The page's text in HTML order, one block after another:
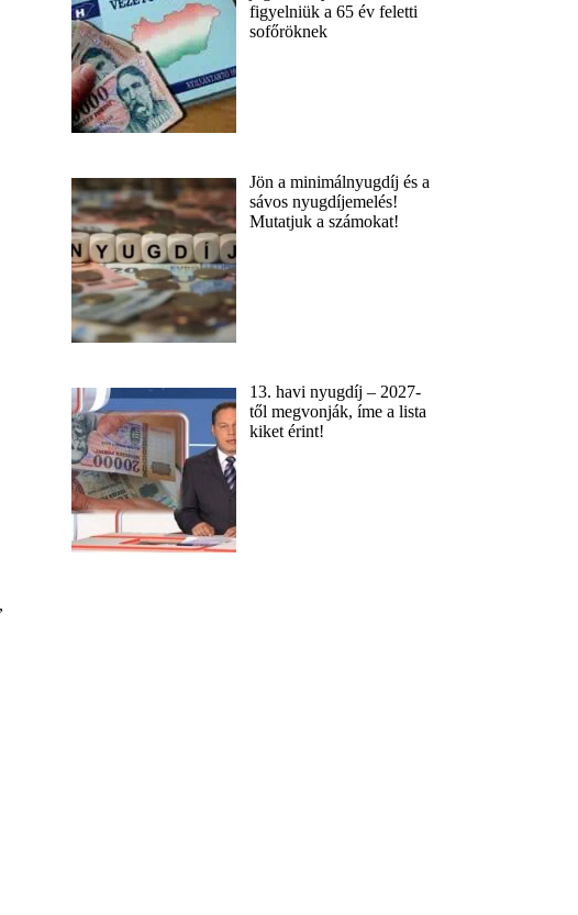
figyelniük a 65 év feletti
sofőröknek
Jön a minimálnyugdíj és a
sávos nyugdíjemelés!
Mutatjuk a számokat!
13. havi nyugdíj – 2027-
től megvonják, íme a lista
kiket érint!